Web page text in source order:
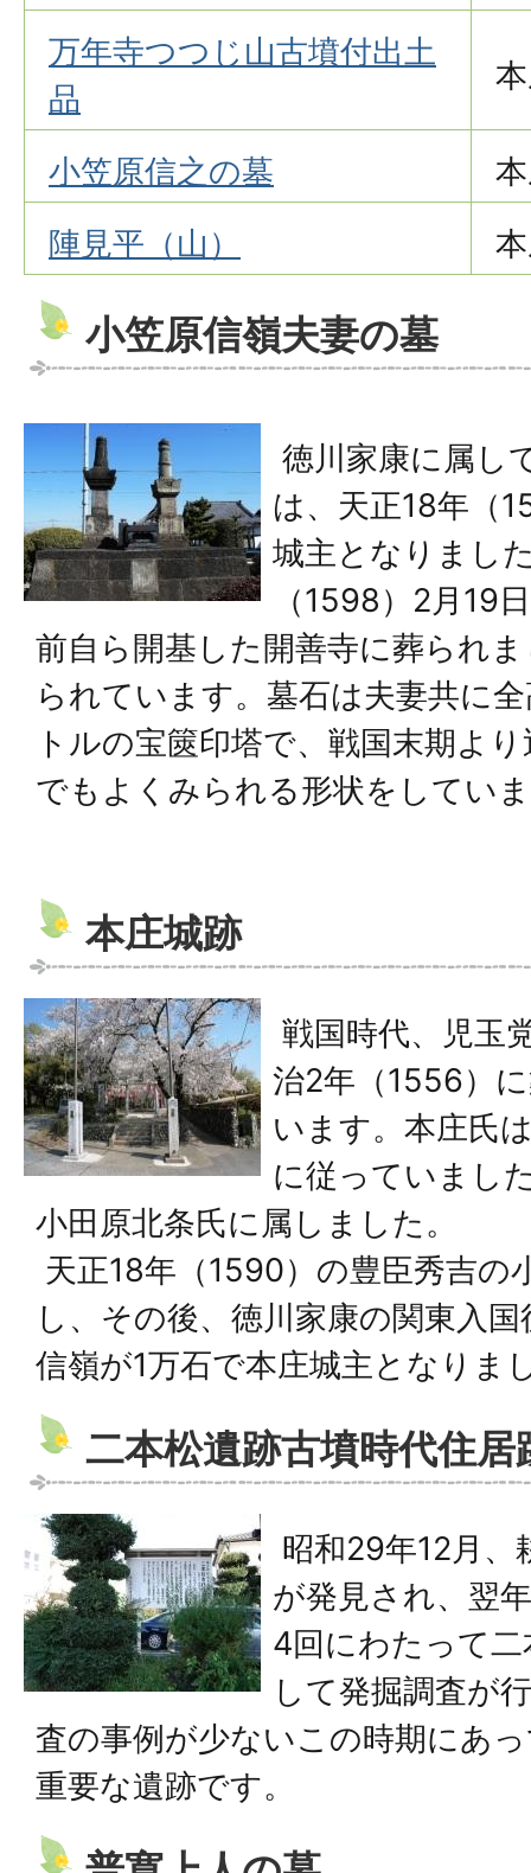
万年寺つつじ山古墳付出土
品
小笠原信之の墓
陣見平（山）
小笠原信嶺夫妻の墓
徳川家康に属し
は、天正18年（
城主となりまし
（1598）2月19
前自ら開基した開善寺に葬られ
られています。墓石は夫妻共に
トルの宝篋印塔で、戦国末期よ
でもよくみられる形状をしてい
本庄城跡
戦国時代、児玉
治2年（1556）
います。本庄氏
に従っていまし
小田原北条氏に属しました。
天正18年（1590）の豊臣秀吉の
し、その後、徳川家康の関東入
信嶺が1万石で本庄城主となりま
二本松遺跡古墳時代住居
昭和29年12月、
が発見され、翌
4回にわたって二
して発掘調査が
査の事例が少ないこの時期にあ
重要な遺跡です。